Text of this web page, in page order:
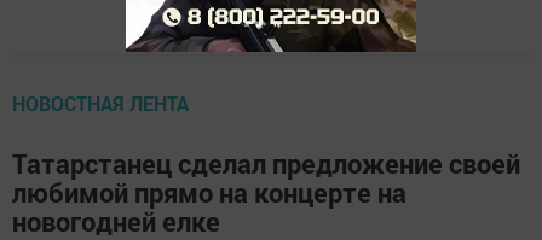
НОВОСТНАЯ ЛЕНТА
Татарстанец сделал предложение своей
любимой прямо на концерте на
новогодней елке